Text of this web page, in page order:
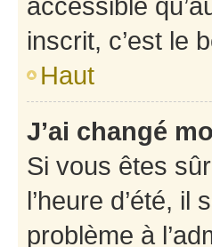
inscrit, c’est le
Haut
J’ai changé
Si vous êtes
l’heure d’été,
problème à